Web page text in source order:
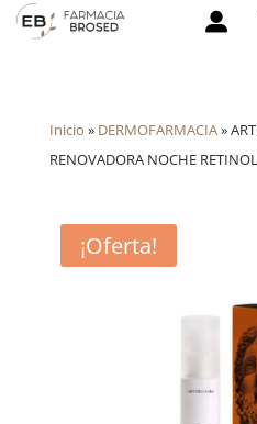
Inicio » DERMOFARMACIA»
RENOVADORA NOCHE
¡Oferta!